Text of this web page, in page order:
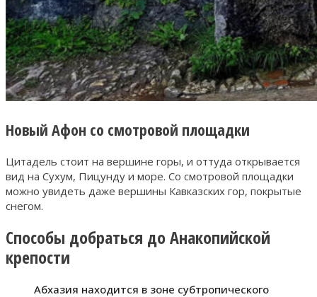
Новый Афон со смотровой площадки
Цитадель стоит на вершине горы, и оттуда открывается
вид на Сухум, Пицунду и море. Со смотровой площадки
можно увидеть даже вершины Кавказских гор, покрытые
снегом.
Способы добраться до Анакопийской
крепости
Абхазия находится в зоне субтропического